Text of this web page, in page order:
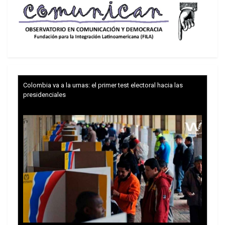
llegan a tener hasta 30 millones de vistas. “Claro,
no tenían una estrategia alternativa para rescatar
la situación y parecen estar inconscientes del
grave daño que se haría a la economía
nuevo”.
Para Mearsheimer, quien con el profesor Stephen
Walt escribió un libro hace 20 años tituladoThe
Israel Lobby (El cabildeo israelí)–la investigación
más extensa hasta la fecha y que está por ser
actualizada–, esta guerra también comprobó la
tesis central de ese texto, que es que el cabildeo
israelí encabezado por el American Israeli Public
Colombia va a la urnas: el primer test electoral hacia las
presidenciales